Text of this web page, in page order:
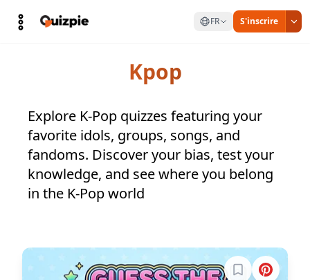
FR S'inscrire
Kpop
Explore K-Pop quizzes featuring your
favorite idols, groups, songs, and
fandoms. Discover your bias, test your
knowledge, and see where you belong
in the K-Pop world
Connectez-